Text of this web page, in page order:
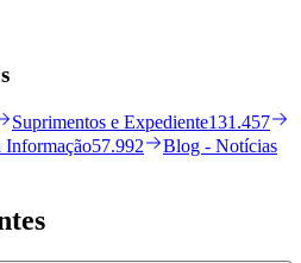
Suprimentos e Expediente131.457
Informação57.992
Blog - Notícias